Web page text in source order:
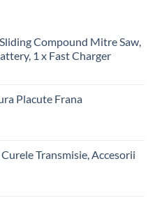
Compound Mitre Saw,
1 x Fast Charger
Placute Frana
Transmisie, Accesorii